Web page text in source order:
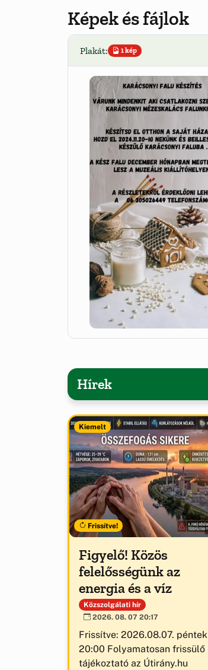
Képek és fájlok
Plakát: 1 kép
Hírek
Kiemelt
Frissítve!
Figyelő! Közös
felelősségünk az
energia és a víz
Közszolgálati hír
2026. 08. 07 20:17
Frissítve: 2026.08.07. péntek
20:00 Folyamatosan frissülő
tájékoztató az Útirány.hu